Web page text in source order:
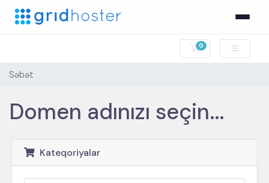
0
Səbət
Səbət
Domen adınızı seçin...
Kateqoriyalar